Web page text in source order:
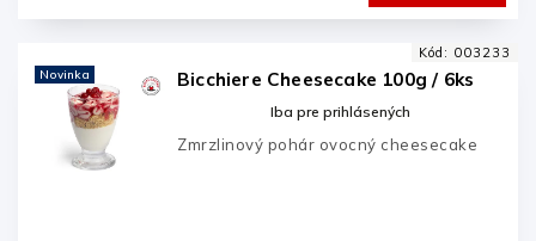
Novinka Bicchiere Cheesecake 100g / 6ks
Iba pre prihlásených
Zmrzlinový pohár ovocný cheesecake
Kód: 003233